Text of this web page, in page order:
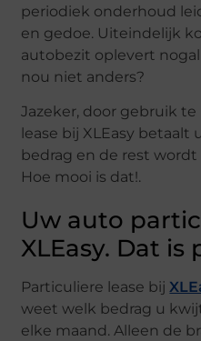
periodiek onderhoud
en gedoe. Uiteindelijk
autobezit oplevert
nou niet anders?
Jazeker, door gebruik
lease bij XLEasy betaalt
bedrag en de rest wordt
Hoe mooi is dat!.
Uw auto
XLEasy. Dat is
Particuliere lease bij
weet welk bedrag u
elke maand. Alleen de